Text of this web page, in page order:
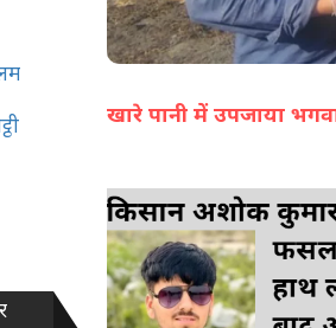
खारे पानी में उपजाया